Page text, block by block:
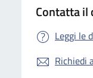
Contatta il
Leggi le
Richiedi